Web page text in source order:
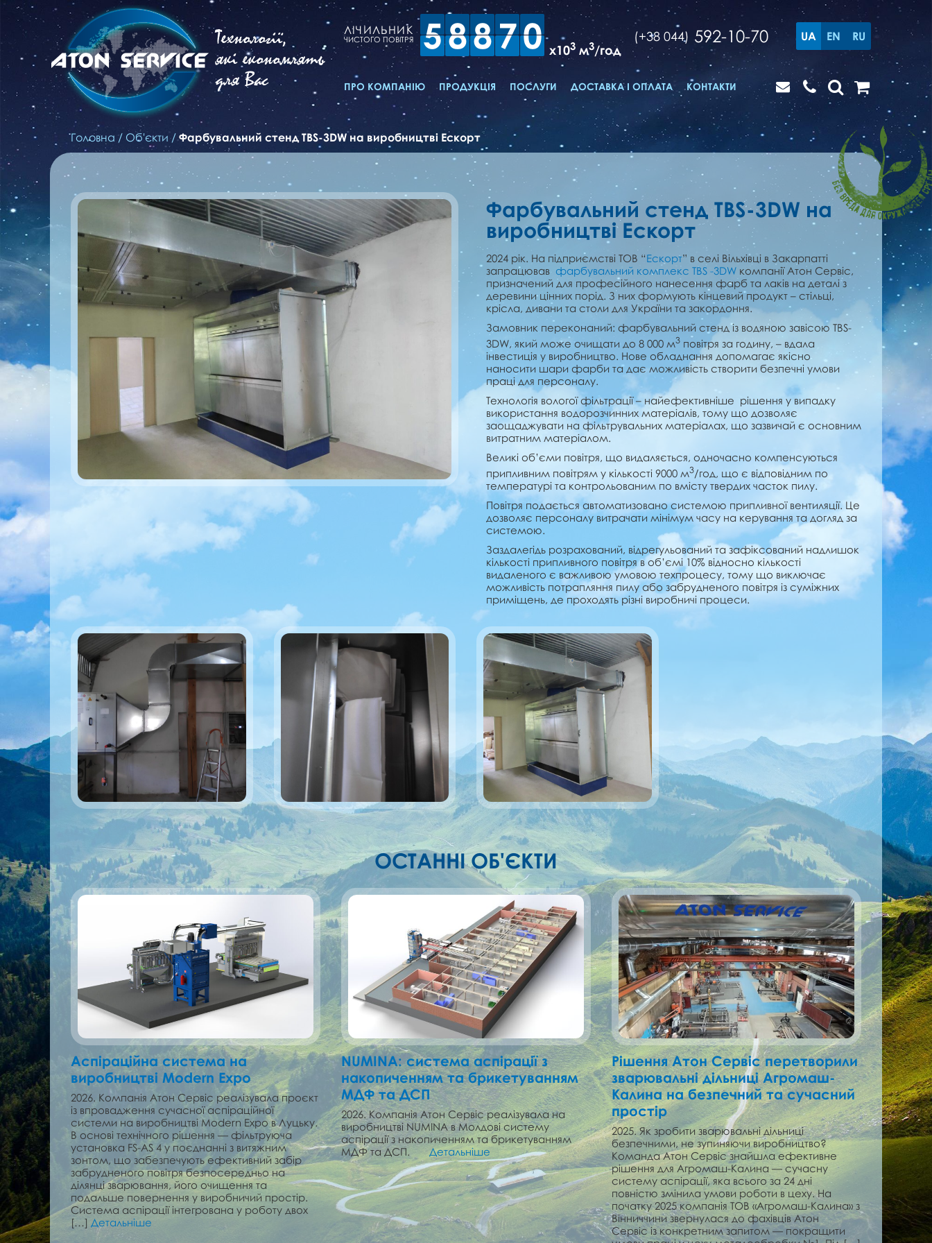
Технології,
які економлять
для Вас
ЛІЧИЛЬНИК
ЧИСТОГО ПОВІТРЯ 58870 x103 м3/год
(+38 044) 592-10-70 UA EN RU
ПРО КОМПАНІЮ ПРОДУКЦІЯ ПОСЛУГИ ДОСТАВКА І ОПЛАТА КОНТАКТИ
Головна / Об'єкти/Фарбувальний стенд TBS-3DW на виробництві Ескорт
Фарбувальний стенд TBS-3DW на
виробництві Ескорт
2024 рік. На підприємстві ТОВ “Ескорт” в селі Вільхівці в Закарпатті
запрацювавфарбувальний комплекс TBS -3DW компанії Атон Сервіс,
призначений для професійного нанесення фарб та лаків на деталі з
деревини цінних порід. З них формують кінцевий продукт – стільці,
крісла, дивани та столи для України та закордоння.
Замовник переконаний: фарбувальний стенд із водяною завісою TBS-
3DW, який може очищати до 8 000 м3повітря за годину, – вдала
інвестиція у виробництво. Нове обладнання допомагає якісно
наносити шари фарби та дає можливість створити безпечні умови
праці для персоналу.
Технологія вологої фільтрації – найефективніше рішення у випадку
використання водорозчинних матеріалів, тому що дозволяє
заощаджувати на фільтрувальних матеріалах, що зазвичай є основним
витратним матеріалом.
Великі об’єми повітря, що видаляється, одночасно компенсуються
припливним повітрям у кількості 9000 м3/год, що є відповідним по
температурі та контрольованим по вмісту твердих часток пилу.
Повітря подається автоматизовано системою припливної вентиляції. Це
дозволяє персоналу витрачати мінімум часу на керування та догляд за
системою.
Заздалегідь розрахований, відрегульований та зафіксований надлишок
кількості припливного повітря в об’ємі 10% відносно кількості
видаленого є важливою умовою техпроцесу, тому що виключає
можливість потрапляння пилу або забрудненого повітря із суміжних
приміщень, де проходять різні виробничі процеси.
ОСТАННІ ОБ'ЄКТИ
Аспіраційна система на
виробництві Modern Expo
2026. Компанія Атон Сервіс реалізувала проєкт
із впровадження сучасної аспіраційної
системи на виробництві Modern Expo в Луцьку.
В основі технічного рішення — фільтруюча
установка FS-AS 4 у поєднанні з витяжним
зонтом, що забезпечують ефективний забір
забрудненого повітря безпосередньо на
ділянці зварювання, його очищення та
подальше повернення у виробничий простір.
Система аспірації інтегрована у роботу двох
[…] Детальніше
NUMINA: cистема аспірації з
накопиченням та брикетуванням
МДФ та ДСП
2026. Компанія Атон Сервіс реалізувала на
виробництві NUMINA в Молдові cистему
аспірації з накопиченням та брикетуванням
МДФ та ДСП. Детальніше
Рішення Атон Сервіс перетворили
зварювальні дільниці Агромаш-
Калина на безпечний та сучасний
простір
2025. Як зробити зварювальні дільниці
безпечними, не зупиняючи виробництво?
Команда Атон Сервіс знайшла ефективне
рішення для Агромаш-Калина — сучасну
систему аспірації, яка всього за 24 дні
повністю змінила умови роботи в цеху. На
початку 2025 компанія ТОВ «Агромаш-Калина» з
Вінниччини звернулася до фахівців Атон
Сервіс із конкретним запитом — покращити